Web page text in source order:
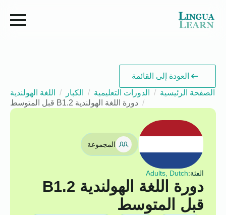
العودة إلى القائمة
الصفحة الرئيسية
الدورات التعليمية الكبار
اللغة الهولندية
دورة اللغة الهولندية B1.2 قبل المتوسط
المجموعة
الفئة:Adults, Dutch
دورة اللغة الهولندية B1.2
قبل المتوسط